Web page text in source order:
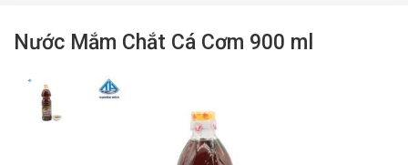
Nước Mắm Chắt Cá Cơm 900 ml